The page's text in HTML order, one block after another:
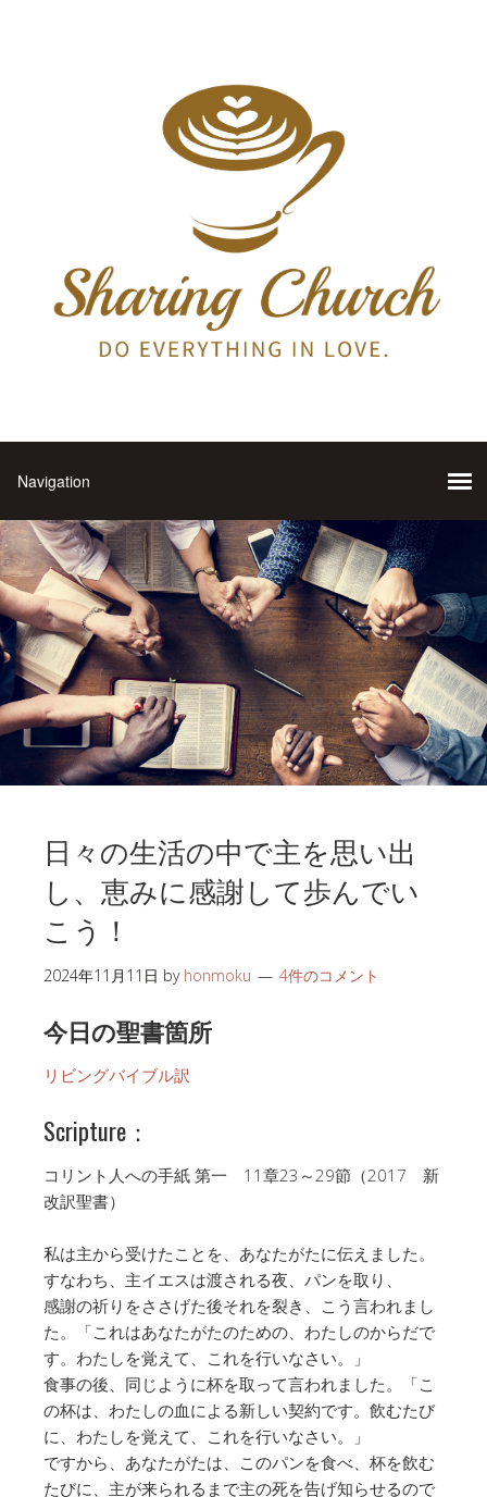
日々の生活の中で主を思い出
し、恵みに感謝して歩んでい
こう！
2024年11月11日 by honmoku 4件のコメント
今日の聖書箇所
リビングバイブル訳
Scripture：
コリント人への手紙 第一 11章23～29節（2017 新
改訳聖書）
私は主から受けたことを、あなたがたに伝えました。
すなわち、主イエスは渡される夜、パンを取り、
感謝の祈りをささげた後それを裂き、こう言われまし
た。「これはあなたがたのための、わたしのからだで
す。わたしを覚えて、これを行いなさい。」
食事の後、同じように杯を取って言われました。「こ
の杯は、わたしの血による新しい契約です。飲むたび
に、わたしを覚えて、これを行いなさい。」
ですから、あなたがたは、このパンを食べ、杯を飲む
たびに、主が来られるまで主の死を告げ知らせるので